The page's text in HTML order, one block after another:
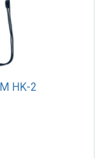
HK-2